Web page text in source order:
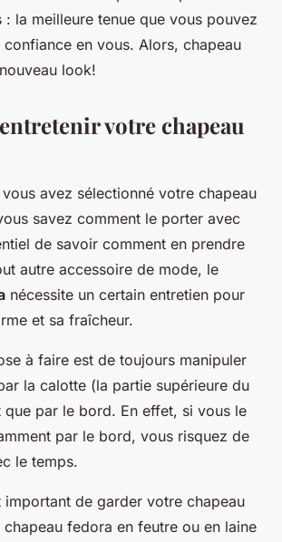
: la meilleure tenue que vous pouvez
en vous. Alors, chapeau
look!
votre chapeau
avez sélectionné votre chapeau
savez comment le porter avec
de savoir comment en prendre
autre accessoire de mode, le
nécessite un certain entretien pour
et sa fraîcheur.
à faire est de toujours manipuler
la calotte (la partie supérieure du
que par le bord. En effet, si vous le
par le bord, vous risquez de
le temps.
important de garder votre chapeau
fedora en feutre ou en laine